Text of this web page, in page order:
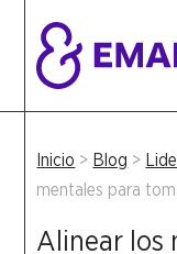
Inicio > Blog >
mentales para
Alinear los